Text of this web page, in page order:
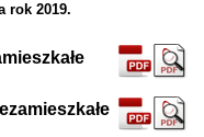
rok 2019.